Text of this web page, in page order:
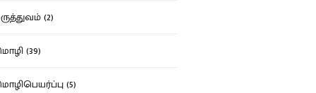
(2)
(39)
(5)